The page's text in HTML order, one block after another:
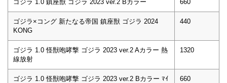
ゴジラ 1.0 鎮座獣 ゴジラ 2023 ver.2 Bカラー 660
ゴジラ×コング 新たなる帝国 鎮座獣 ゴジラ 2024
KONG
440
ゴジラ 1.0 怪獣咆哮撃 ゴジラ 2023 ver.2 Aカラー 熱
線放射
1320
ゴジラ 1.0 怪獣咆哮撃 ゴジラ 2023 ver.2 Bカラー ﾏｲ
660